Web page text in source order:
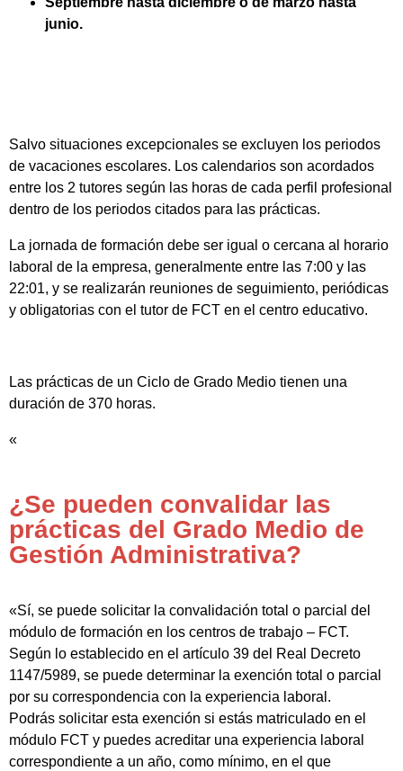
junio.
Salvo situaciones excepcionales se excluyen los periodos
de vacaciones escolares. Los calendarios son acordados
entre los 2 tutores según las horas de cada perfil profesional
dentro de los periodos citados para las prácticas.
La jornada de formación debe ser igual o cercana al horario
laboral de la empresa, generalmente entre las 7:00 y las
22:01, y se realizarán reuniones de seguimiento, periódicas
y obligatorias con el tutor de FCT en el centro educativo.
Las prácticas de un Ciclo de Grado Medio tienen una
duración de 370 horas.
«
¿Se pueden convalidar las
prácticas del Grado Medio de
Gestión Administrativa?
«Sí, se puede solicitar la convalidación total o parcial del
módulo de formación en los centros de trabajo – FCT.
Según lo establecido en el artículo 39 del Real Decreto
1147/5989, se puede determinar la exención total o parcial
por su correspondencia con la experiencia laboral.
Podrás solicitar esta exención si estás matriculado en el
módulo FCT y puedes acreditar una experiencia laboral
correspondiente a un año, como mínimo, en el que